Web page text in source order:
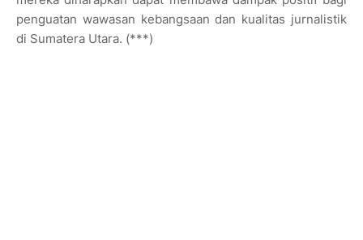
penguatan wawasan kebangsaan dan kualitas jurnalistik
di Sumatera Utara. (***)